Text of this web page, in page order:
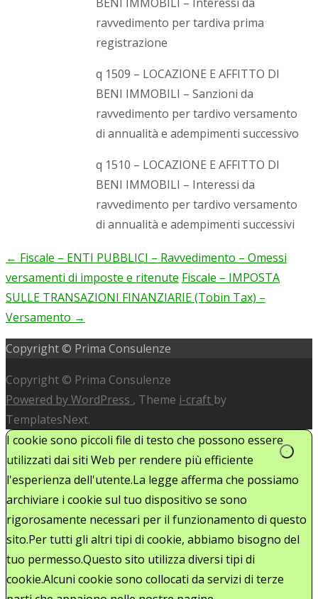
ravvedimento per tardiva prima
registrazione
q 1509 – LOCAZIONE E AFFITTO DI
BENI IMMOBILI – Sanzioni da
ravvedimento per tardivo versamento
di annualità e adempimenti successivo
q 1510 – LOCAZIONE E AFFITTO DI
BENI IMMOBILI – Interessi da
ravvedimento per tardivo versamento
di annualità e adempimenti successivi
Post
navigation
← Fiscale – ENTI PUBBLICI – Ravvedimento – Omessi
versamenti di imposte e ritenute Fiscale – IMPOSTA
SULLE TRANSAZIONI FINANZIARIE (Tobin Tax) –
Versamento →
Copyright © Prima Consulenze
Copyright © Prima Consulenze
Powered by WordPress , Theme i-craft by
TemplatesNext.
I cookie sono piccoli file di testo che possono essere
utilizzati dai siti Web per rendere più efficiente
l'esperienza dell'utente.La legge afferma che possiamo
archiviare i cookie sul tuo dispositivo se sono
rigorosamente necessari per il funzionamento di questo
sito.Per tutti gli altri tipi di cookie, abbiamo bisogno del
tuo permesso.Questo sito utilizza diversi tipi di
cookie.Alcuni cookie sono collocati da servizi di terze